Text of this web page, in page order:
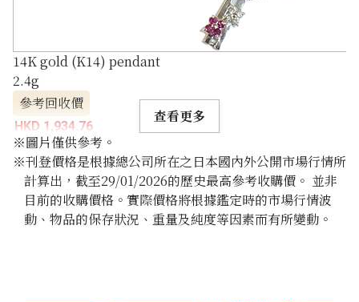
14K gold (K14) pendant
2.4g
參考回收價
HKD 1,934.76
查看更多
※圖片僅供參考。
※刊登價格是根據總公司所在之日本國內外公開市場行情所
計算出，截至29/01/2026的歷史最高參考收購價。 並非
目前的收購價格。實際價格將根據鑑定時的市場行情波
動、物品的保存狀況、重量及純度等因素而有所變動。